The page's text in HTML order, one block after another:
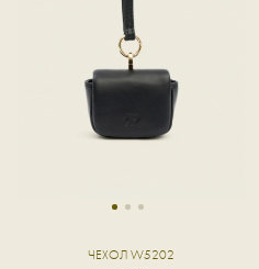
1 2 3
ЧЕХОЛ W5202